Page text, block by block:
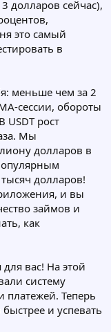
долларов сейчас),
это самый
в
меньше чем за 2
сессии, обороты
рост
Мы
долларов в
долларов!
и вы
займов и
как
вас! На этой
систему
платежей. Теперь
и успевать